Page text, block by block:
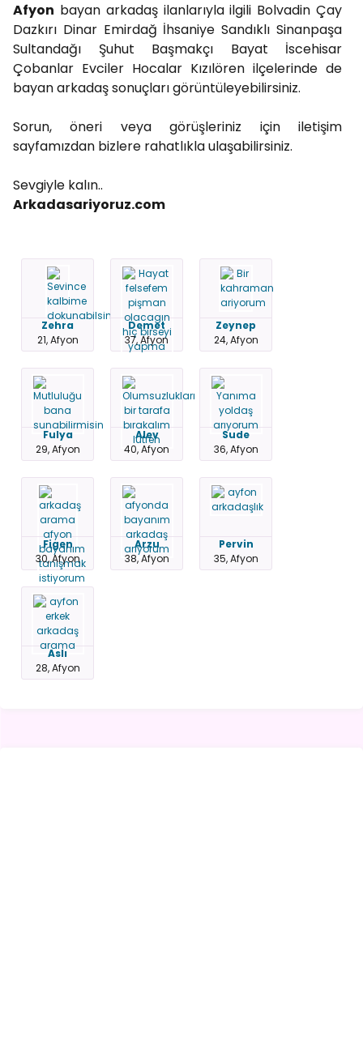
Afyon bayan arkadaş ilanlarıyla ilgili Bolvadin Çay
Dazkırı Dinar Emirdağ İhsaniye Sandıklı Sinanpaşa
Sultandağı Şuhut Başmakçı Bayat İscehisar
Çobanlar Evciler Hocalar Kızılören ilçelerinde de
bayan arkadaş sonuçları görüntüleyebilirsiniz.
Sorun, öneri veya görüşleriniz için iletişim
sayfamızdan bizlere rahatlıkla ulaşabilirsiniz.
Sevgiyle kalın..
Arkadasariyoruz.com
Zehra
21, Afyon
Demet
37, Afyon
Zeynep
24, Afyon
Fulya
29, Afyon
Alev
40, Afyon
Sude
36, Afyon
Figen
30, Afyon
Arzu
38, Afyon
Pervin
35, Afyon
Aslı
28, Afyon